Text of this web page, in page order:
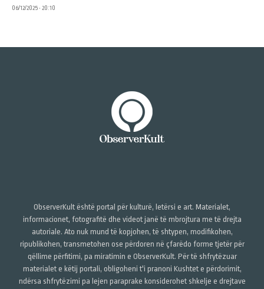
06/12/2025 • 20:10
ObserverKult është portal për kulturë, letërsi e art. Materialet,
informacionet, fotografitë dhe videot janë të mbrojtura me të drejta
autoriale. Ato nuk mund të kopjohen, të shtypen, modifikohen,
ripublikohen, transmetohen ose përdoren në çfarëdo forme tjetër për
qëllime përfitimi, pa miratimin e ObserverKult. Për të shfrytëzuar
materialet e këtij portali, obligoheni t'i pranoni Kushtet e përdorimit,
ndërsa shfrytëzimi pa lejen paraprake konsiderohet shkelje e drejtave